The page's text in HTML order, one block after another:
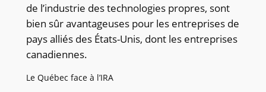
de l’industrie des technologies propres, sont
bien sûr avantageuses pour les entreprises de
pays alliés des États-Unis, dont les entreprises
canadiennes.
Le Québec face à l’IRA